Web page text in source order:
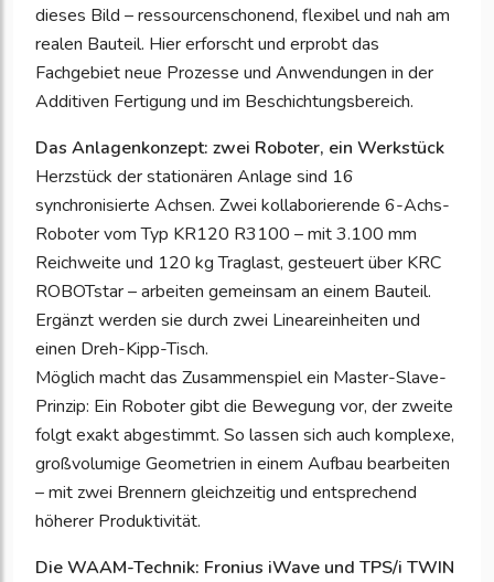
dieses Bild – ressourcenschonend, flexibel und nah am
realen Bauteil. Hier erforscht und erprobt das
Fachgebiet neue Prozesse und Anwendungen in der
Additiven Fertigung und im Beschichtungsbereich.
Das Anlagenkonzept: zwei Roboter, ein Werkstück
Herzstück der stationären Anlage sind 16
synchronisierte Achsen. Zwei kollaborierende 6-Achs-
Roboter vom Typ KR120 R3100 – mit 3.100 mm
Reichweite und 120 kg Traglast, gesteuert über KRC
ROBOTstar – arbeiten gemeinsam an einem Bauteil.
Ergänzt werden sie durch zwei Lineareinheiten und
einen Dreh-Kipp-Tisch.
Möglich macht das Zusammenspiel ein Master-Slave-
Prinzip: Ein Roboter gibt die Bewegung vor, der zweite
folgt exakt abgestimmt. So lassen sich auch komplexe,
großvolumige Geometrien in einem Aufbau bearbeiten
– mit zwei Brennern gleichzeitig und entsprechend
höherer Produktivität.
Die WAAM-Technik: Fronius iWave und TPS/i TWIN